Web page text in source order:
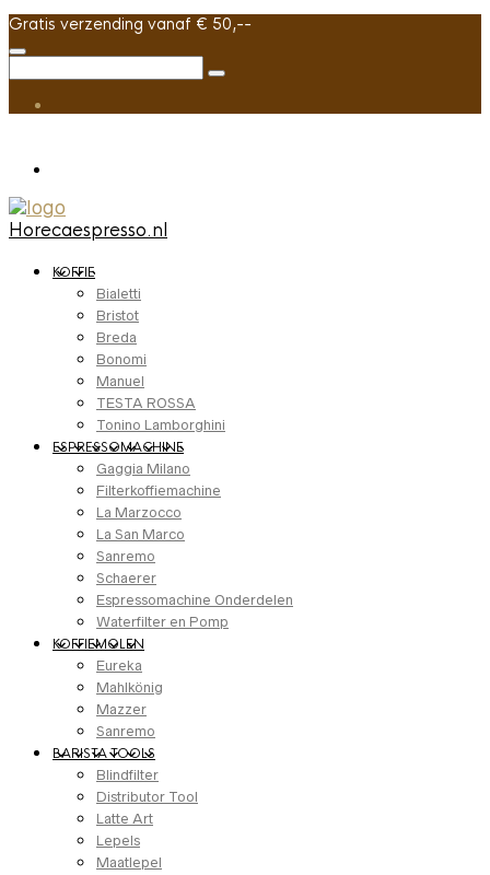
Gratis verzending vanaf € 50,--
Horecaespresso.nl
KOFFIE
Bialetti
Bristot
Breda
Bonomi
Manuel
TESTA ROSSA
Tonino Lamborghini
ESPRESSOMACHINE
Gaggia Milano
Filterkoffiemachine
La Marzocco
La San Marco
Sanremo
Schaerer
Espressomachine Onderdelen
Waterfilter en Pomp
KOFFIEMOLEN
Eureka
Mahlkönig
Mazzer
Sanremo
BARISTA TOOLS
Blindfilter
Distributor Tool
Latte Art
Lepels
Maatlepel